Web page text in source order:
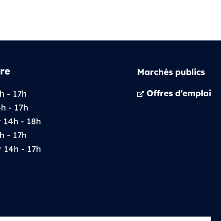
- 17h
- 17h
14h - 18h
- 17h
14h - 17h
Marchés publics
Offres d'emploi